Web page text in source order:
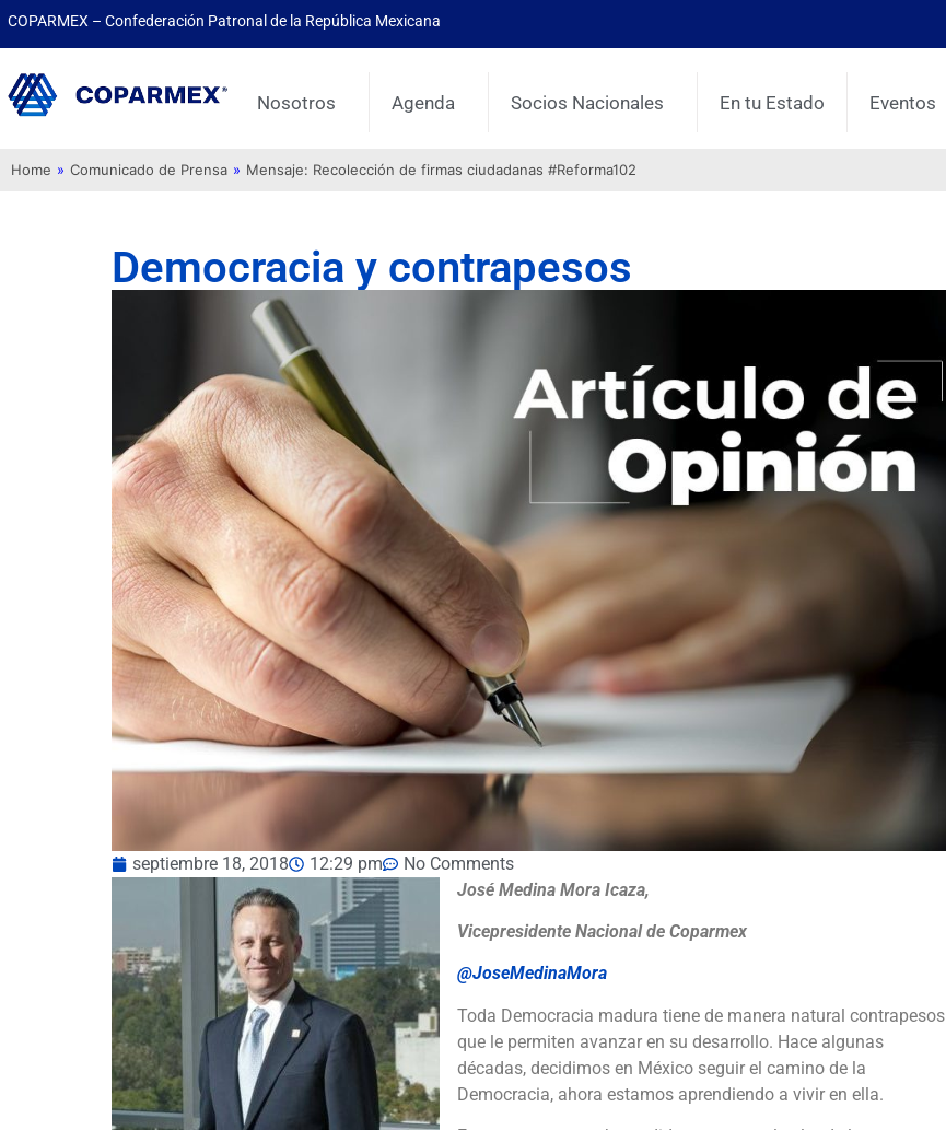
COPARMEX – Confederación Patronal de la República Mexicana
Nosotros Agenda Socios Nacionales En tu Estado Eventos
Home » Comunicado de Prensa » Mensaje: Recolección de firmas ciudadanas #Reforma102
Democracia y contrapesos
septiembre 18, 2018 12:29 pm
No Comments
José Medina Mora Icaza,
Vicepresidente Nacional de Coparmex
@JoseMedinaMora
Toda Democracia madura tiene de manera natural contrapesos
que le permiten avanzar en su desarrollo. Hace algunas
décadas, decidimos en México seguir el camino de la
Democracia, ahora estamos aprendiendo a vivir en ella.